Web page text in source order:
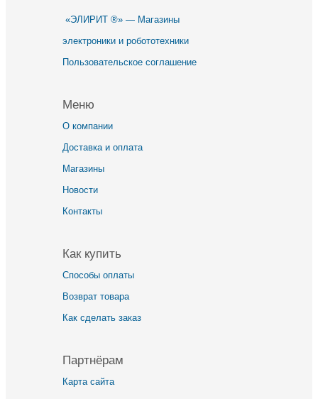
«ЭЛИРИТ ®» — Магазины
электроники и робототехники
Пользовательское соглашение
Меню
О компании
Доставка и оплата
Магазины
Новости
Контакты
Как купить
Способы оплаты
Возврат товара
Как сделать заказ
Партнёрам
Карта сайта